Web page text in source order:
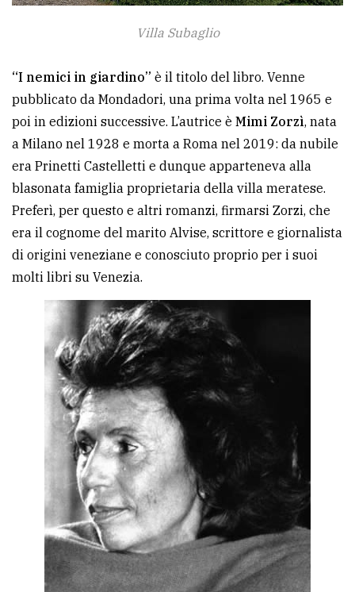
policy
Villa Subaglio
“I nemici in giardino” è il titolo del libro. Venne
pubblicato da Mondadori, una prima volta nel 1965 e
poi in edizioni successive. L’autrice è Mimi Zorzì, nata
a Milano nel 1928 e morta a Roma nel 2019: da nubile
era Prinetti Castelletti e dunque apparteneva alla
blasonata famiglia proprietaria della villa meratese.
Preferì, per questo e altri romanzi, firmarsi Zorzi, che
era il cognome del marito Alvise, scrittore e giornalista
di origini veneziane e conosciuto proprio per i suoi
molti libri su Venezia.